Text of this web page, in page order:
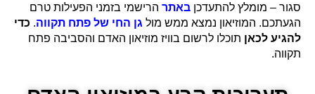
סגור – מומלץ להתעדכן באתר הרישמי בזמני הפעילות טרם
הגעתכם. המוזיאון נמצא ממש מול גן החי של פתח תקווה. כדי
להגיע לכאן תוכלו לרשום בוויז מוזיאון האדם והסביבה פתח
תקווה.